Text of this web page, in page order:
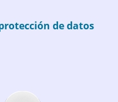
de datos